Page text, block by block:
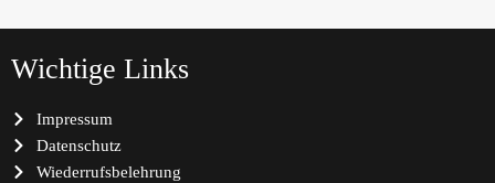
Wichtige Links
Impressum
Datenschutz
Wiederrufsbelehrung